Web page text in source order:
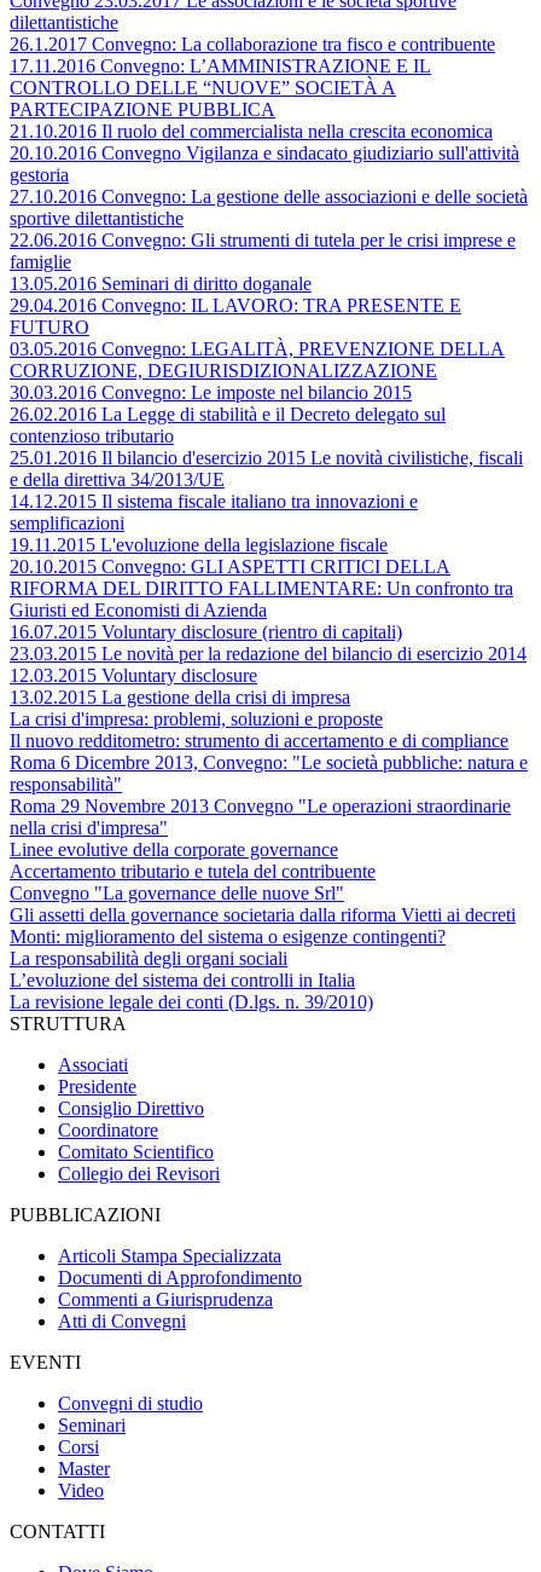
dilettantistiche
26.1.2017 Convegno: La collaborazione tra fisco e contribuente
17.11.2016 Convegno: L’AMMINISTRAZIONE E IL
CONTROLLO DELLE “NUOVE” SOCIETÀ A
PARTECIPAZIONE PUBBLICA
21.10.2016 Il ruolo del commercialista nella crescita economica
20.10.2016 Convegno Vigilanza e sindacato giudiziario sull'attività
gestoria
27.10.2016 Convegno: La gestione delle associazioni e delle società
sportive dilettantistiche
22.06.2016 Convegno: Gli strumenti di tutela per le crisi imprese e
famiglie
13.05.2016 Seminari di diritto doganale
29.04.2016 Convegno: IL LAVORO: TRA PRESENTE E
FUTURO
03.05.2016 Convegno: LEGALITÀ, PREVENZIONE DELLA
CORRUZIONE, DEGIURISDIZIONALIZZAZIONE
30.03.2016 Convegno: Le imposte nel bilancio 2015
26.02.2016 La Legge di stabilità e il Decreto delegato sul
contenzioso tributario
25.01.2016 Il bilancio d'esercizio 2015 Le novità civilistiche, fiscali
e della direttiva 34/2013/UE
14.12.2015 Il sistema fiscale italiano tra innovazioni e
semplificazioni
19.11.2015 L'evoluzione della legislazione fiscale
20.10.2015 Convegno: GLI ASPETTI CRITICI DELLA
RIFORMA DEL DIRITTO FALLIMENTARE: Un confronto tra
Giuristi ed Economisti di Azienda
16.07.2015 Voluntary disclosure (rientro di capitali)
23.03.2015 Le novità per la redazione del bilancio di esercizio 2014
12.03.2015 Voluntary disclosure
13.02.2015 La gestione della crisi di impresa
La crisi d'impresa: problemi, soluzioni e proposte
Il nuovo redditometro: strumento di accertamento e di compliance
Roma 6 Dicembre 2013, Convegno: "Le società pubbliche: natura e
responsabilità"
Roma 29 Novembre 2013 Convegno "Le operazioni straordinarie
nella crisi d'impresa"
Linee evolutive della corporate governance
Accertamento tributario e tutela del contribuente
Convegno "La governance delle nuove Srl"
Gli assetti della governance societaria dalla riforma Vietti ai decreti
Monti: miglioramento del sistema o esigenze contingenti?
La responsabilità degli organi sociali
L’evoluzione del sistema dei controlli in Italia
La revisione legale dei conti (D.lgs. n. 39/2010)
STRUTTURA
Associati
Presidente
Consiglio Direttivo
Coordinatore
Comitato Scientifico
Collegio dei Revisori
PUBBLICAZIONI
Articoli Stampa Specializzata
Documenti di Approfondimento
Commenti a Giurisprudenza
Atti di Convegni
EVENTI
Convegni di studio
Seminari
Corsi
Master
Video
CONTATTI